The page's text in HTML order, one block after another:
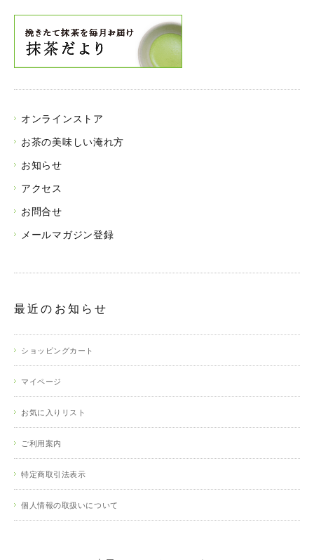
オンラインストア
お茶の美味しい淹れ方
お知らせ
アクセス
お問合せ
メールマガジン登録
最近のお知らせ
ショッピングカート
マイページ
お気に入りリスト
ご利用案内
特定商取引法表示
個人情報の取扱いについて